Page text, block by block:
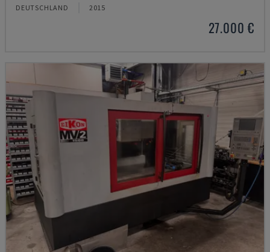
DEUTSCHLAND 2015
27.000 €